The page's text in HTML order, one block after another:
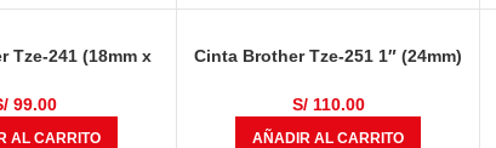
Tze-241 (18mm x
99.00
AL CARRITO
Cinta Brother Tze-251 1″ (24mm)
S/110.00
AÑADIR AL CARRITO